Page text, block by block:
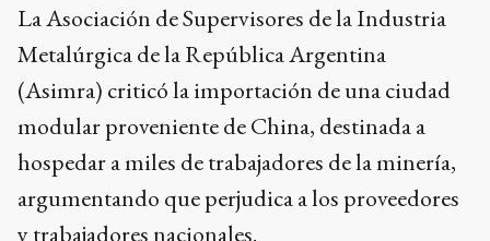
La Asociación de Supervisores de la Industria
Metalúrgica de la República Argentina
(Asimra) criticó la importación de una ciudad
modular proveniente de China, destinada a
hospedar a miles de trabajadores de la minería,
argumentando que perjudica a los proveedores
y trabajadores nacionales.